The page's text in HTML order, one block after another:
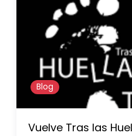
Blog
Vuelve Tras las